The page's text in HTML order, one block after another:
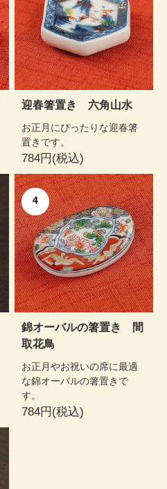
迎春箸置き 六角山水
お正月にぴったりな迎春箸
置きです。
784円(税込)
4
錦オーバルの箸置き 間
取花鳥
お正月やお祝いの席に最適
な錦オーバルの箸置きで
す。
784円(税込)